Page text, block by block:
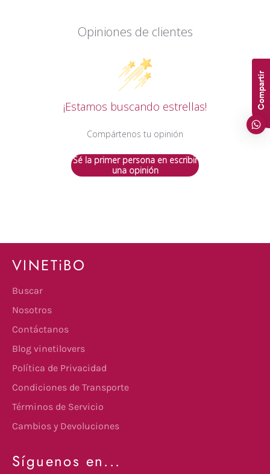
Opiniones de clientes
¡Estamos buscando estrellas!
Compártenos tu opinión
Sé la primer persona en escribir
una opinión
VINETiBO
Buscar
Nosotros
Contáctanos
Blog vinetilovers
Política de Privacidad
Condiciones de Transporte
Términos de Servicio
Cambios y Devoluciones
Síguenos en...
Compartir